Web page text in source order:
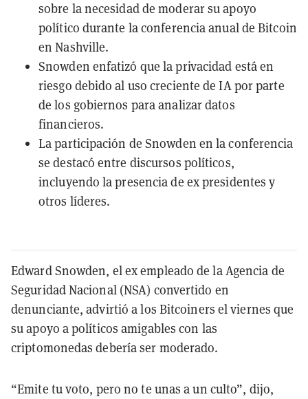
sobre la necesidad de moderar su apoyo
político durante la conferencia anual de Bitcoin
en Nashville.
Snowden enfatizó que la privacidad está en
riesgo debido al uso creciente de IA por parte
de los gobiernos para analizar datos
financieros.
La participación de Snowden en la conferencia
se destacó entre discursos políticos,
incluyendo la presencia de ex presidentes y
otros líderes.
Edward Snowden, el ex empleado de la Agencia de
Seguridad Nacional (NSA) convertido en
denunciante, advirtió a los Bitcoiners el viernes que
su apoyo a políticos amigables con las
criptomonedas debería ser moderado.
“Emite tu voto, pero no te unas a un culto”, dijo,